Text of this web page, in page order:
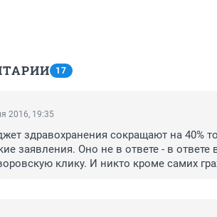
17
2016, 19:35
здравохранения сокращают на 40%
заявления. Оно не в ответе - в
клику. И никто кроме самих